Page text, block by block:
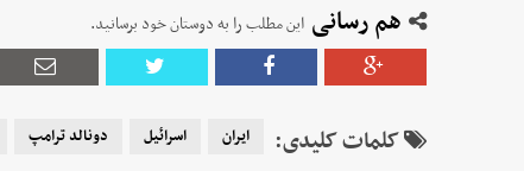
هم رسانی این مطلب را به دوستان خود برسانید.
کلمات کلیدی: ایران اسرائیل دونالد ترامپ